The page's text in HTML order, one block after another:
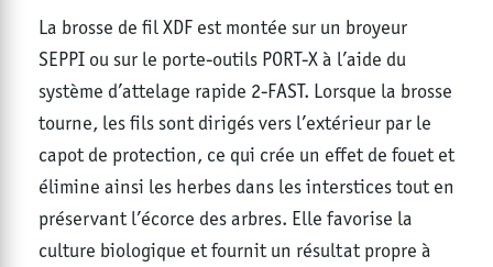
La brosse de fil XDF est montée sur un broyeur
SEPPI ou sur le porte-outils PORT-X à l’aide du
système d’attelage rapide 2-FAST. Lorsque la brosse
tourne, les fils sont dirigés vers l’extérieur par le
capot de protection, ce qui crée un effet de fouet et
élimine ainsi les herbes dans les interstices tout en
préservant l’écorce des arbres. Elle favorise la
culture biologique et fournit un résultat propre à